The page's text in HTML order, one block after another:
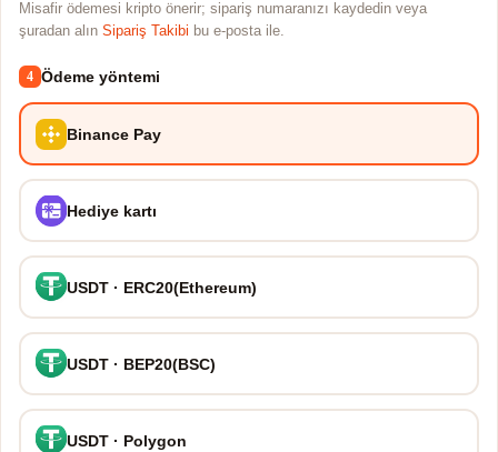
Misafir ödemesi kripto önerir; sipariş numaranızı kaydedin veya
şuradan alın Sipariş Takibi bu e-posta ile.
4 Ödeme yöntemi
Binance Pay
Hediye kartı
USDT · ERC20(Ethereum)
USDT · BEP20(BSC)
USDT · Polygon